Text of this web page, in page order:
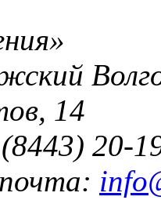
14
20-